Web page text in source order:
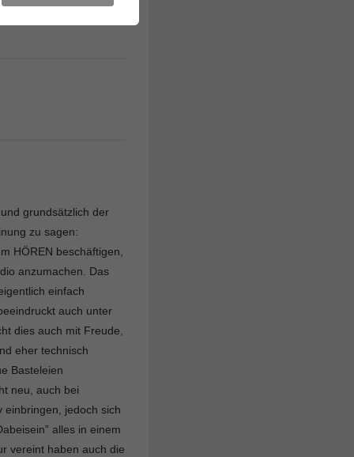
grundsätzlich der
zu sagen:
HÖREN beschäftigen,
anzumachen. Das
einfach
auch unter
dies auch mit Freude,
eher technisch
Basteleien
neu, auch bei
einbringen, jedoch sich
alles in einem
vereint haben auch die